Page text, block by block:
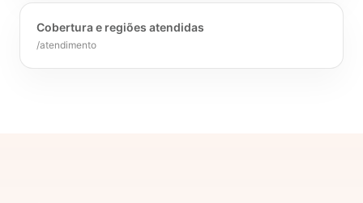
Cobertura e regiões atendidas
/atendimento